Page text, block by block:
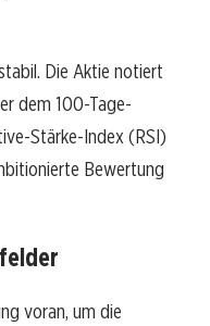
Die Aktie notiert
dem 100-Tage-
Stärke-Index (RSI)
Bewertung
voran, um die